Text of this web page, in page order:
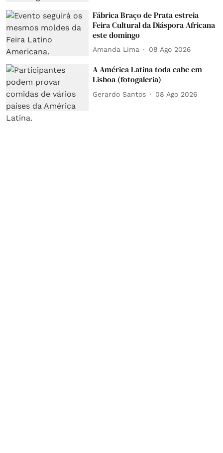
Fábrica Braço de Prata estreia
Feira Cultural da Diáspora Africana
este domingo
Amanda Lima 08 Ago 2026
A América Latina toda cabe em
Lisboa (fotogaleria)
Gerardo Santos 08 Ago 2026